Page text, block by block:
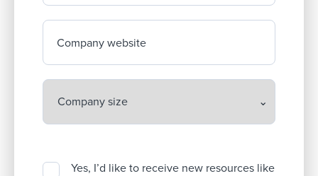
Company website
Yes, I’d like to receive new resources like